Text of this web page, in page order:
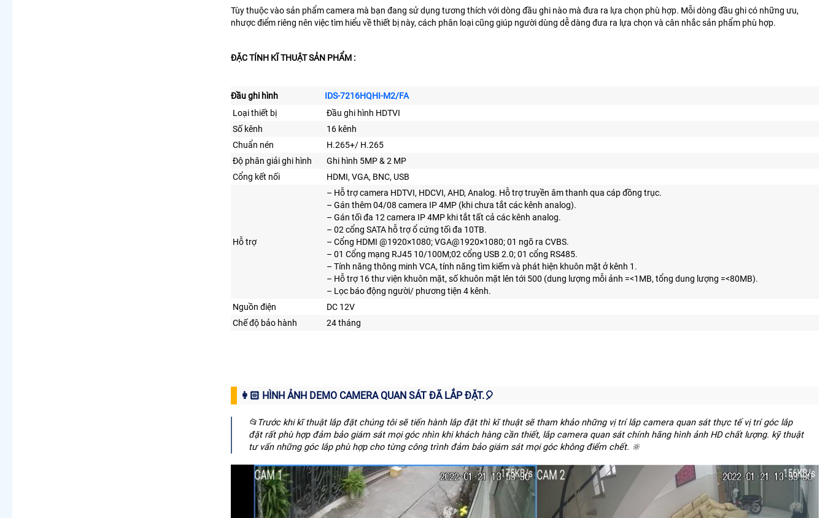
Tùy thuộc vào sản phẩm camera mà bạn đang sử dụng tương thích với dòng đầu ghi nào mà đưa ra lựa chọn phù hợp. Mỗi dòng đầu ghi có những ưu,
nhược điểm riêng nên việc tìm hiểu về thiết bị này, cách phân loại cũng giúp người dùng dễ dàng đưa ra lựa chọn và cân nhắc sản phẩm phù hợp.
ĐẶC TÍNH KĨ THUẬT SẢN PHẨM :
Đầu ghi hình
IDS-7216HQHI-M2/FA
Loại thiết bị
Đầu ghi hình HDTVI
Số kênh
16 kênh
Chuẩn nén
H.265+/ H.265
Độ phân giải ghi hình
Ghi hình 5MP & 2 MP
Cổng kết nối
HDMI, VGA, BNC, USB
Hỗ trợ
– Hỗ trợ camera HDTVI, HDCVI, AHD, Analog. Hỗ trợ truyền âm thanh qua cáp đồng trục.
– Gán thêm 04/08 camera IP 4MP (khi chưa tắt các kênh analog).
– Gán tối đa 12 camera IP 4MP khi tắt tất cả các kênh analog.
– 02 cổng SATA hỗ trợ ổ cứng tối đa 10TB.
– Cổng HDMI @1920×1080; VGA@1920×1080; 01 ngõ ra CVBS.
– 01 Cổng mạng RJ45 10/100M;02 cổng USB 2.0; 01 cổng RS485.
– Tính năng thông minh VCA, tính năng tìm kiếm và phát hiện khuôn mặt ở kênh 1.
– Hỗ trợ 16 thư viện khuôn mặt, số khuôn mặt lên tới 500 (dung lượng mỗi ảnh =<1MB, tổng dung lượng =<80MB).
– Lọc báo động người/ phương tiện 4 kênh.
Nguồn điện
DC 12V
Chế độ bảo hành
24 tháng
👩🏻 HÌNH ẢNH DEMO CAMERA QUAN SÁT ĐÃ LẮP ĐẶT.️🎈
📂Trước khi kĩ thuật lắp đặt chúng tôi sẽ tiến hành lắp đặt thì kĩ thuật sẽ tham khảo những vị trí lắp camera quan sát thực tế vị trí góc lắp
đặt rất phù hợp đảm bảo giám sát mọi góc nhìn khi khách hàng cần thiết, lắp camera quan sát chính hãng hình ảnh HD chất lượng. kỹ thuật
tư vấn những góc lắp phù hợp cho từng công trình đảm bảo giám sát mọi góc không điểm chết. 🔆